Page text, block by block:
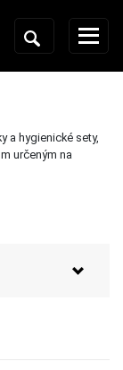
a hygienické sety,
určeným na